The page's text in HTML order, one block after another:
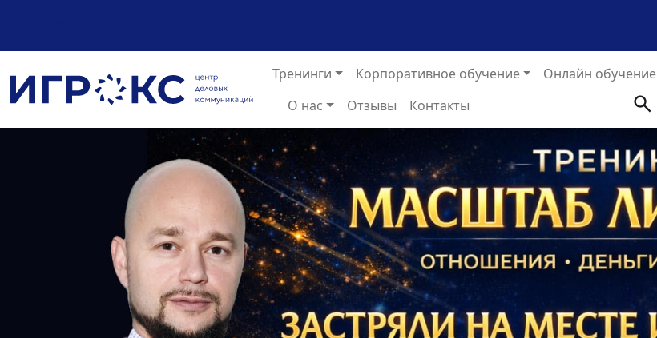
Тренинги Корпоративное обучение Онлайн обучение
О нас
Отзывы Контакты